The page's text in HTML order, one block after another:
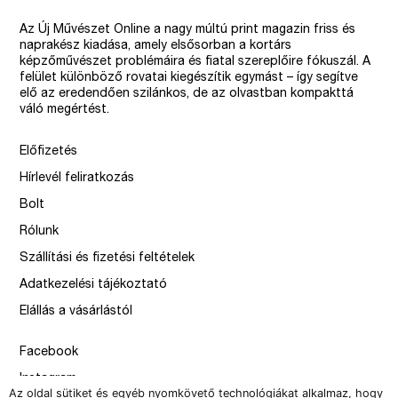
Az oldal sütiket és egyéb nyomkövető technológiákat alkalmaz, hogy
Az Új Művészet Online a nagy múltú print magazin friss és
naprakész kiadása, amely elsősorban a kortárs
képzőművészet problémáira és fiatal szereplőire fókuszál. A
felület különböző rovatai kiegészítik egymást – így segítve
elő az eredendően szilánkos, de az olvastban kompakttá
váló megértést.
Előfizetés
Hírlevél feliratkozás
Bolt
Rólunk
Szállítási és fizetési feltételek
Adatkezelési tájékoztató
Elállás a vásárlástól
Facebook
Instagram